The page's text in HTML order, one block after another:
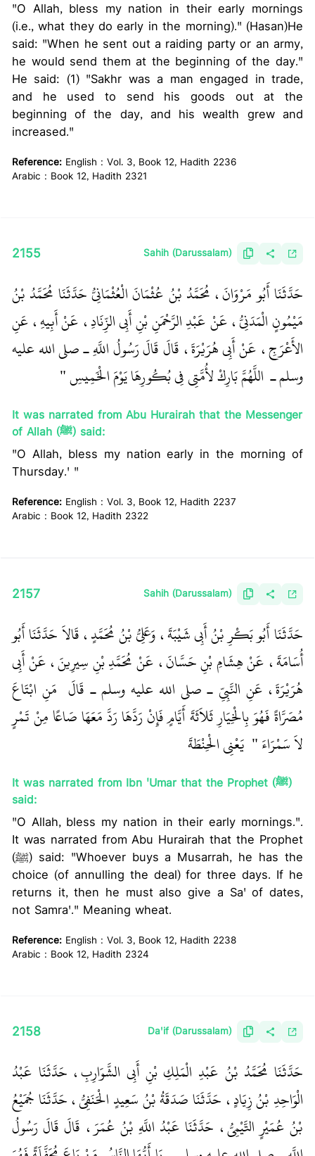
"O Allah, bless my nation in their early mornings
(i.e., what they do early in the morning)." (Hasan)He
said: "When he sent out a raiding party or an army,
he would send them at the beginning of the day."
He said: (1) "Sakhr was a man engaged in trade,
and he used to send his goods out at the
beginning of the day, and his wealth grew and
increased."
Reference: English : Vol. 3, Book 12, Hadith 2236
Arabic : Book 12, Hadith 2321
2155 Sahih (Darussalam)
حَدَّثَنَا أَبُو مَرْوَانَ، مُحَمَّدُ بْنُ عُثْمَانَ الْعُثْمَانِيُّ حَدَّثَنَا مُحَمَّدُ بْنُ
مَيْمُونٍ الْمَدَنِيُّ، عَنْ عَبْدِ الرَّحْمَنِ بْنِ أَبِي الزِّنَادِ، عَنْ أَبِيهِ، عَنِ
الأَعْرَجِ، عَنْ أَبِي هُرَيْرَةَ، قَالَ قَالَ رَسُولُ اللَّهِ ـ صلى الله عليه
وسلم ـ ‏ ‏ اللَّهُمَّ بَارِكْ لأُمَّتِي فِي بُكُورِهَا يَوْمَ الْخَمِيسِ ‏"
It was narrated from Abu Hurairah that the Messenger
of Allah (ﷺ) said:
"O Allah, bless my nation early in the morning of
Thursday.' "
Reference: English : Vol. 3, Book 12, Hadith 2237
Arabic : Book 12, Hadith 2322
2157 Sahih (Darussalam)
حَدَّثَنَا أَبُو بَكْرِ بْنُ أَبِي شَيْبَةَ، وَعَلِيُّ بْنُ مُحَمَّدٍ، قَالاَ حَدَّثَنَا أَبُو
أُسَامَةَ، عَنْ هِشَامِ بْنِ حَسَّانَ، عَنْ مُحَمَّدِ بْنِ سِيرِينَ، عَنْ أَبِي
هُرَيْرَةَ، عَنِ النَّبِيِّ ـ صلى الله عليه وسلم ـ قَالَ ‏ ‏ مَنِ ابْتَاعَ
مُصَرَّاةً فَهُوَ بِالْخِيَارِ ثَلاَثَةَ أَيَّامٍ فَإِنْ رَدَّهَا رَدَّ مَعَهَا صَاعًا مِنْ تَمْرٍ
لاَ سَمْرَاءَ ‏" ‏ ‏‏ يَعْنِي الْحِنْطَةَ ‏‏
It was narrated from Ibn 'Umar that the Prophet (ﷺ)
said:
"O Allah, bless my nation in their early mornings.".
It was narrated from Abu Hurairah that the Prophet
(ﷺ) said: "Whoever buys a Musarrah, he has the
choice (of annulling the deal) for three days. If he
returns it, then he must also give a Sa' of dates,
not Samra'." Meaning wheat.
Reference: English : Vol. 3, Book 12, Hadith 2238
Arabic : Book 12, Hadith 2324
2158 Da'if (Darussalam)
حَدَّثَنَا مُحَمَّدُ بْنُ عَبْدِ الْمَلِكِ بْنِ أَبِي الشَّوَارِبِ، حَدَّثَنَا عَبْدُ
الْوَاحِدِ بْنُ زِيَادٍ، حَدَّثَنَا صَدَقَةُ بْنُ سَعِيدٍ الْحَنَفِيُّ، حَدَّثَنَا جُمَيْعُ
بْنُ عُمَيْرٍ التَّيْمِيُّ، حَدَّثَنَا عَبْدُ اللَّهِ بْنُ عُمَرَ، قَالَ قَالَ رَسُولُ